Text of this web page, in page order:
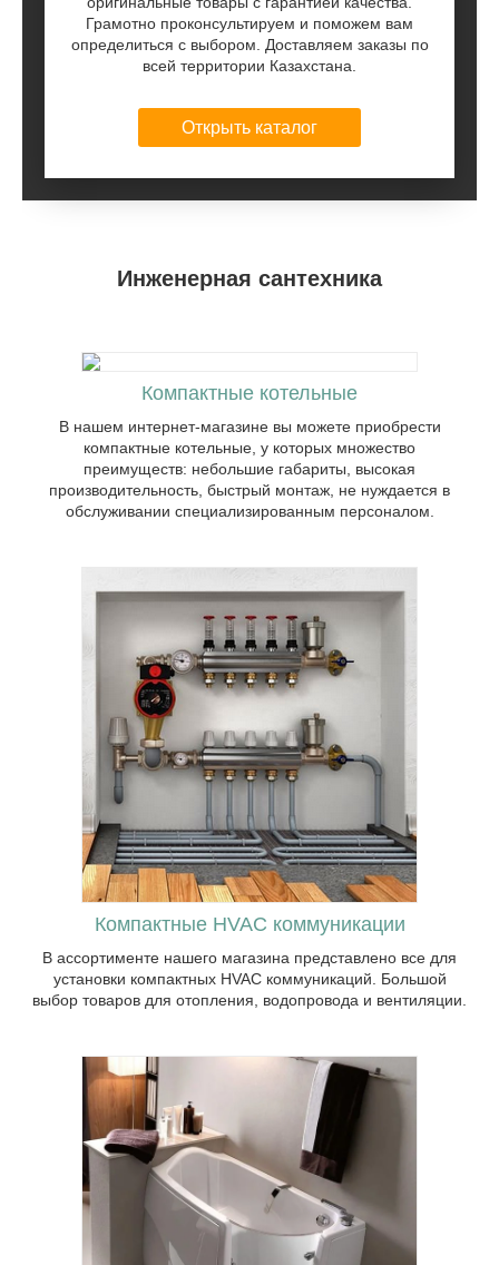
Грамотно проконсультируем и поможем вам
определиться с выбором. Доставляем заказы по
всей территории Казахстана.
Открыть каталог
Инженерная сантехника
В нашем интернет-магазине вы можете
производительность, быстрый монтаж,
не нуждается в обслуживании
Компактные котельные
В нашем интернет-магазине вы можете приобрести
компактные котельные, у которых множество
преимуществ: небольшие габариты, высокая
производительность, быстрый монтаж, не нуждается в
обслуживании специализированным персоналом.
В ассортименте нашего магазина
компактных HVAC коммуникаций.
Большой выбор товаров для отопления,
водопровода и вентиляции.
Компактные HVAC коммуникации
В ассортименте нашего магазина представлено все для
установки компактных HVAC коммуникаций. Большой
выбор товаров для отопления, водопровода и вентиляции.
В нашем каталоге вы найдете унитазы,
раковины, ванны, души, поддоны, а
также смесители, инсталляции для
для организации компактной ванной.